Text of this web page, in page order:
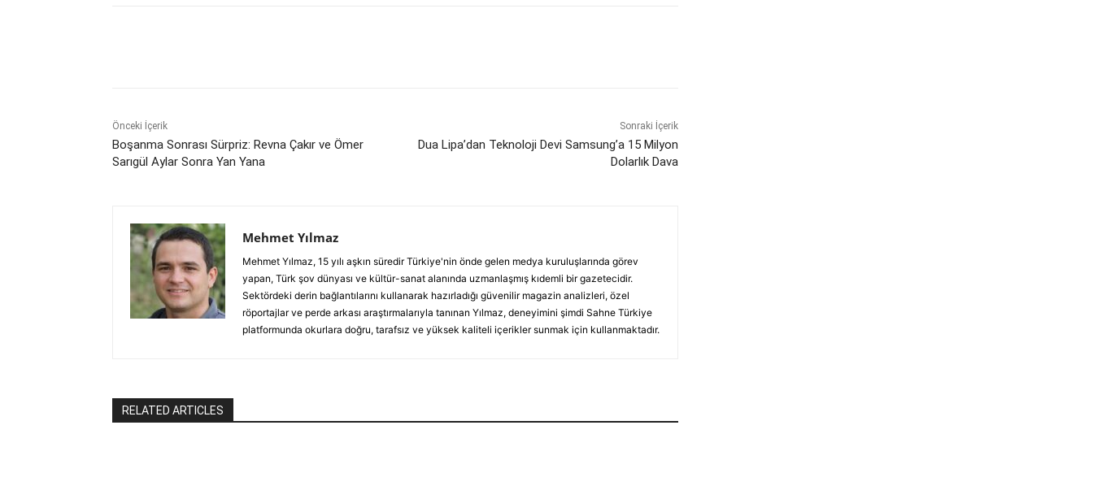
Önceki İçerik
Boşanma Sonrası Sürpriz: Revna Çakır ve Ömer
Sarıgül Aylar Sonra Yan Yana
Sonraki İçerik
Dua Lipa’dan Teknoloji Devi Samsung’a 15 Milyon
Dolarlık Dava
Mehmet Yılmaz
Mehmet Yılmaz, 15 yılı aşkın süredir Türkiye'nin önde gelen medya kuruluşlarında görev
yapan, Türk şov dünyası ve kültür-sanat alanında uzmanlaşmış kıdemli bir gazetecidir.
Sektördeki derin bağlantılarını kullanarak hazırladığı güvenilir magazin analizleri, özel
röportajlar ve perde arkası araştırmalarıyla tanınan Yılmaz, deneyimini şimdi Sahne Türkiye
platformunda okurlara doğru, tarafsız ve yüksek kaliteli içerikler sunmak için kullanmaktadır.
RELATED ARTICLES